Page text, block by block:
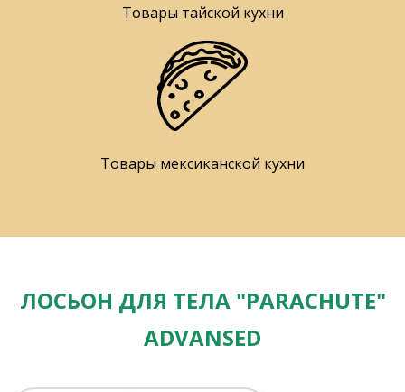
Товары тайской кухни
Товары мексиканской кухни
ЛОСЬОН ДЛЯ ТЕЛА "PARACHUTE"
ADVANSED